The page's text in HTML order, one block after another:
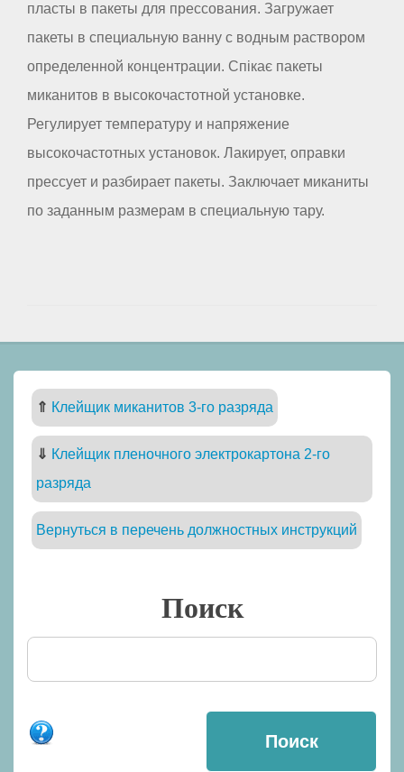
пласты в пакеты для прессования. Загружает
пакеты в специальную ванну с водным раствором
определенной концентрации. Спікає пакеты
миканитов в высокочастотной установке.
Регулирует температуру и напряжение
высокочастотных установок. Лакирует, оправки
прессует и разбирает пакеты. Заключает миканиты
по заданным размерам в специальную тару.
⇑ Клейщик миканитов 3-го разряда
⇓ Клейщик пленочного электрокартона 2-го
разряда
Вернуться в перечень должностных инструкций
Поиск